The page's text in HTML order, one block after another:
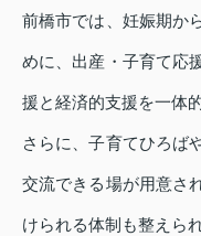
前橋市では、妊娠期か
めに、出産・子育て応
援と経済的支援を一体
さらに、子育てひろば
交流できる場が用意さ
けられる体制も整えら